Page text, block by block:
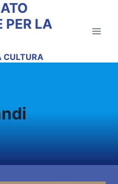
PER LA
CULTURA